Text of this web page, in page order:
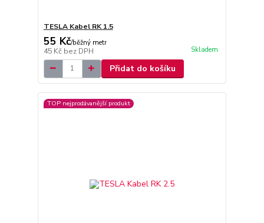
TESLA Kabel RK 1.5
55 Kč/běžný metr
45 Kč bez DPH Skladem
Přidat do košíku
TOP nejprodávanější produkt